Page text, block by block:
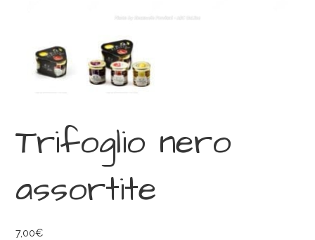
Trifoglio nero
assortite
7,00€